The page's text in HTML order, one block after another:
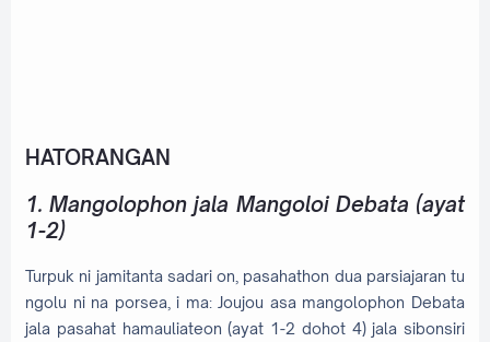
HATORANGAN
1. Mangolophon jala Mangoloi Debata (ayat
1-2)
Turpuk ni jamitanta sadari on, pasahathon dua parsiajaran tu
ngolu ni na porsea, i ma: Joujou asa mangolophon Debata
jala pasahat hamauliateon (ayat 1-2 dohot 4) jala sibonsiri